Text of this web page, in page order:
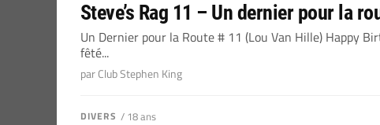
Steve’s Rag 11 – Un dernier pour la
Un Dernier pour la Route # 11 (Lou Van Hille) Happy
fêté...
par Club Stephen King
DIVERS / 18 ans